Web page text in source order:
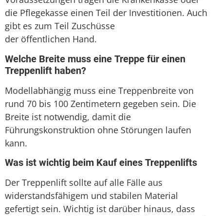
die Pflegekasse einen Teil der Investitionen. Auch
gibt es zum Teil Zuschüsse
der öffentlichen Hand.
Welche Breite muss eine Treppe für einen
Treppenlift haben?
Modellabhängig muss eine Treppenbreite von
rund 70 bis 100 Zentimetern gegeben sein. Die
Breite ist notwendig, damit die
Führungskonstruktion ohne Störungen laufen
kann.
Was ist wichtig beim Kauf eines Treppenlifts
Der Treppenlift sollte auf alle Fälle aus
widerstandsfähigem und stabilen Material
gefertigt sein. Wichtig ist darüber hinaus, dass